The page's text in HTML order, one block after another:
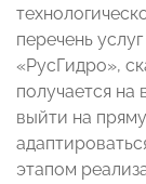
перечень
«РусГидро»,
получается на
выйти на
этапом